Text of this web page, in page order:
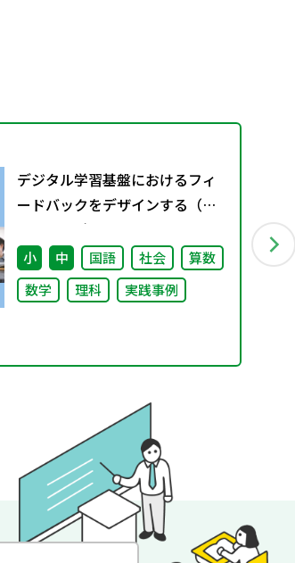
デジタル学習基盤におけるフィ
ードバックをデザインする（特
別課題138）
小 中 国語 社会
算数
数学
理科 実践事例